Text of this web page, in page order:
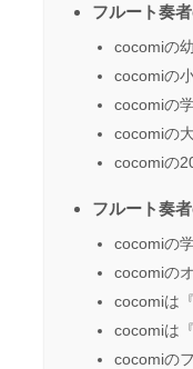
フルート奏
cocomiの
cocomiの
cocomiの
cocomiの
cocomiの
フルート奏
cocomiの
cocomiの
cocomiは
cocomiは
cocomiの